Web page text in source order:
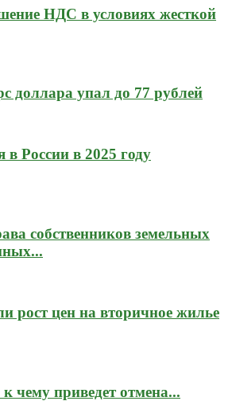
НДС в условиях жесткой
доллара упал до 77 рублей
России в 2025 году
собственников земельных
рост цен на вторичное жилье
чему приведет отмена...